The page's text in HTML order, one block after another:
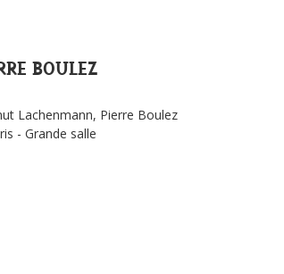
BOULEZ
Lachenmann, Pierre Boulez
- Grande salle